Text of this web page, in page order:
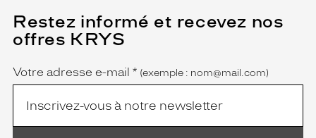
de
Restez informé et recevez nos
offres KRYS
Name
Votre adresse e-mail *
(Ce
champ
est
(exemple : nom@mail.com)